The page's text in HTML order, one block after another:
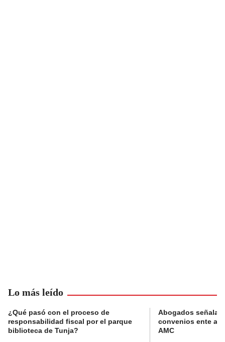
Lo más leído
¿Qué pasó con el proceso de
responsabilidad fiscal por el parque
biblioteca de Tunja?
Abogados
convenios ente
AMC